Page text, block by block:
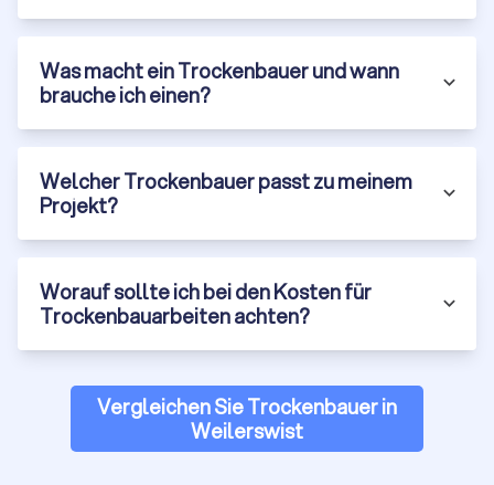
Was macht ein Trockenbauer und wann
brauche ich einen?
Welcher Trockenbauer passt zu meinem
Projekt?
Worauf sollte ich bei den Kosten für
Trockenbauarbeiten achten?
Vergleichen Sie Trockenbauer in
Weilerswist